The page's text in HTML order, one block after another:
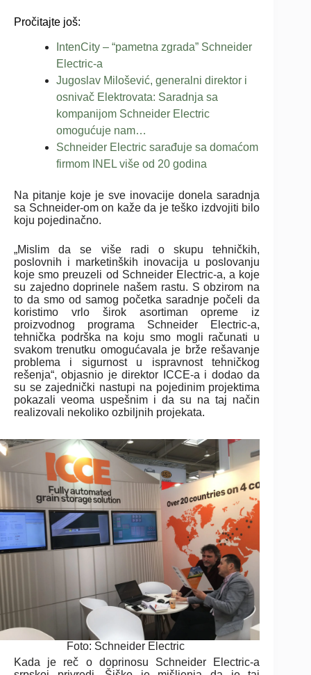
Pročitajte još:
IntenCity – “pametna zgrada” Schneider
Electric-a
Jugoslav Milošević, generalni direktor i
osnivač Elektrovata: Saradnja sa
kompanijom Schneider Electric
omogućuje nam…
Schneider Electric sarađuje sa domaćom
firmom INEL više od 20 godina
Na pitanje koje je sve inovacije donela saradnja
sa Schneider-om on kaže da je teško izdvojiti bilo
koju pojedinačno.
„Mislim da se više radi o skupu tehničkih,
poslovnih i marketinških inovacija u poslovanju
koje smo preuzeli od Schneider Electric-a, a koje
su zajedno doprinele našem rastu. S obzirom na
to da smo od samog početka saradnje počeli da
koristimo vrlo širok asortiman opreme iz
proizvodnog programa Schneider Electric-a,
tehnička podrška na koju smo mogli računati u
svakom trenutku omogućavala je brže rešavanje
problema i sigurnost u ispravnost tehničkog
rešenja“, objasnio je direktor ICCE-a i dodao da
su se zajednički nastupi na pojedinim projektima
pokazali veoma uspešnim i da su na taj način
realizovali nekoliko ozbiljnih projekata.
Foto: Schneider Electric
Kada je reč o doprinosu Schneider Electric-a